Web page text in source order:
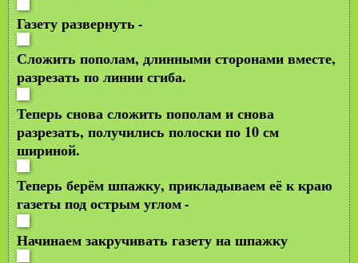
Газету развернуть -
Сложить пополам, длинными сторонами вместе,
разрезать по линии сгиба.
Теперь снова сложить пополам и снова
разрезать, получились полоски по 10 см
шириной.
Теперь берём шпажку, прикладываем её к краю
газеты под острым углом -
Начинаем закручивать газету на шпажку